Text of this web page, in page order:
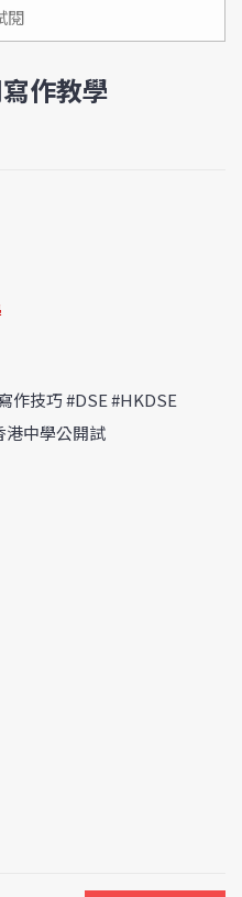
閱
作教學
作技巧 #DSE #HKDSE
港中學公開試